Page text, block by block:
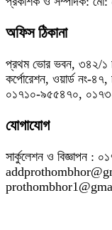
অফিস ঠিকানা
প্রথম ভোর ভবন, ৩৪২/১
কর্পোরেশন, ওয়ার্ড নং-
০১৭১০-৯৫৫৪৭০,
যোগাযোগ
সার্কুলেশন ও বিজ্ঞাপন :